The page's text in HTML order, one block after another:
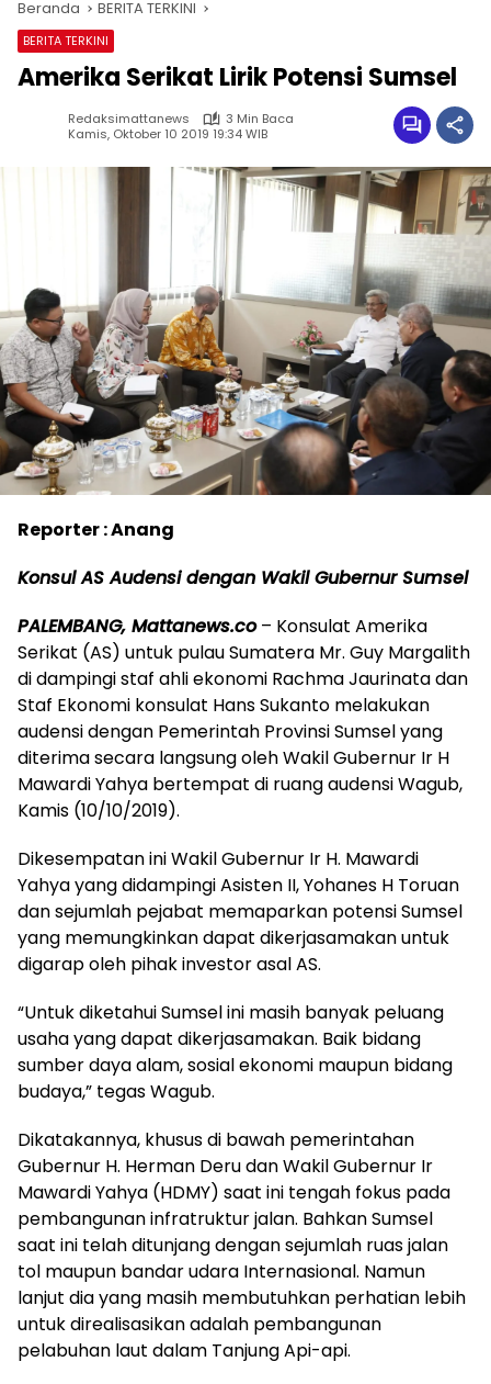
Beranda BERITA TERKINI
BERITA TERKINI
Amerika Serikat Lirik Potensi Sumsel
Redaksimattanews
3 Min Baca
Kamis, Oktober 10 2019 19:34 WIB
Reporter : Anang
Konsul AS Audensi dengan Wakil Gubernur Sumsel
PALEMBANG, Mattanews.co– Konsulat Amerika
Serikat (AS) untuk pulau Sumatera Mr. Guy Margalith
di dampingi staf ahli ekonomi Rachma Jaurinata dan
Staf Ekonomi konsulat Hans Sukanto melakukan
audensi dengan Pemerintah Provinsi Sumsel yang
diterima secara langsung oleh Wakil Gubernur Ir H
Mawardi Yahya bertempat di ruang audensi Wagub,
Kamis (10/10/2019).
Dikesempatan ini Wakil Gubernur Ir H. Mawardi
Yahya yang didampingi Asisten II, Yohanes H Toruan
dan sejumlah pejabat memaparkan potensi Sumsel
yang memungkinkan dapat dikerjasamakan untuk
digarap oleh pihak investor asal AS.
“Untuk diketahui Sumsel ini masih banyak peluang
usaha yang dapat dikerjasamakan. Baik bidang
sumber daya alam, sosial ekonomi maupun bidang
budaya,” tegas Wagub.
Dikatakannya, khusus di bawah pemerintahan
Gubernur H. Herman Deru dan Wakil Gubernur Ir
Mawardi Yahya (HDMY) saat ini tengah fokus pada
pembangunan infratruktur jalan. Bahkan Sumsel
saat ini telah ditunjang dengan sejumlah ruas jalan
tol maupun bandar udara Internasional. Namun
lanjut dia yang masih membutuhkan perhatian lebih
untuk direalisasikan adalah pembangunan
pelabuhan laut dalam Tanjung Api-api.